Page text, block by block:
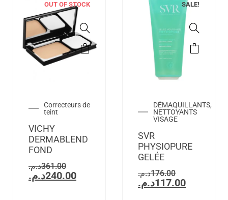
OUT OF STOCK
Correcteurs de
teint
VICHY
DERMABLEND
FOND
361.00د.م.
240.00د.م.
SALE!
DÉMAQUILLANTS,
NETTOYANTS
VISAGE
SVR
PHYSIOPURE
GELÉE
176.00د.م.
117.00د.م.